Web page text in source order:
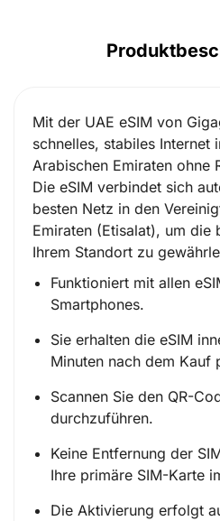
Mit der UAE eSIM von
schnelles, stabiles Internet
Arabischen Emiraten ohne
Die eSIM verbindet sich
besten Netz in den
Emiraten (Etisalat), um die
Ihrem Standort zu
Funktioniert mit allen
Smartphones.
Sie erhalten die eSIM
Minuten nach dem Kauf
Scannen Sie den QR-
durchzuführen.
Keine Entfernung der
Ihre primäre SIM-Karte
Die Aktivierung erfolgt